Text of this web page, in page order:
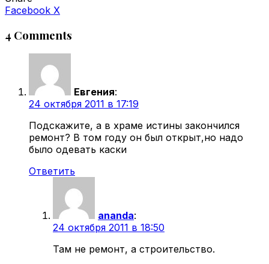
Facebook X
4 Comments
Евгения:
24 октября 2011 в 17:19
Подскажите, а в храме истины закончился
ремонт? В том году он был открыт,но надо
было одевать каски
Ответить
ananda:
24 октября 2011 в 18:50
Там не ремонт, а строительство.